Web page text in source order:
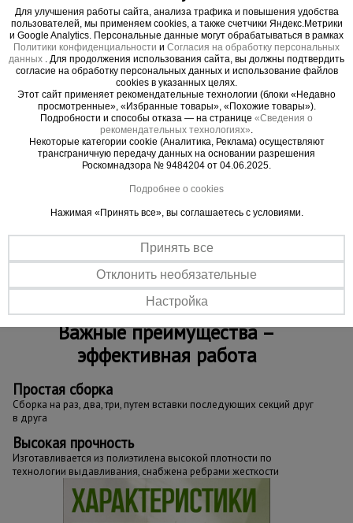
веревки, закрепленной в начале и на выходе.
Монтаж осуществлять при помощи
грузоподъемной техники.
Производить сборку по направлению сверху
вниз или заранее объединенными секциями.
Демонтаж происходит в обратной
последовательности.
Необходимо строго соблюдать соосность.
Крепить мусоросброс к зданию каждые 10 м
при помощи кронштейнов.
Устанавливать гаситель скорости не менее
Запрещен сброс отходов диаметром более
25 см, а также с острыми краями, способными
повредить секции мусоросброса.
Важные преимущества –
эффективная работа
Простая сборка
Сборка на раз, два, три, путем вставки последующих секций друг
в друга
Высокая прочность
Изготавливается из полиэтилена высокой плотности по
технологии выдавливания, снабжена ребрами жесткости
Для улучшения работы сайта, анализа трафика и повышения удобства
пользователей, мы применяем cookies, а также счетчики Яндекс.Метрики
и Google Analytics. Персональные данные могут обрабатываться в рамках
Политики конфиденциальности и Согласия на обработку персональных
данных . Для продолжения использования сайта, вы должны подтвердить
согласие на обработку персональных данных и использование файлов
cookies в указанных целях.
Этот сайт применяет рекомендательные технологии (блоки «Недавно
просмотренные», «Избранные товары», «Похожие товары»).
Подробности и способы отказа — на странице «Сведения о
рекомендательных технологиях».
Некоторые категории cookie (Аналитика, Реклама) осуществляют
трансграничную передачу данных на основании разрешения
Роскомнадзора № 9484204 от 04.06.2025.
Подробнее о cookies
Нажимая «Принять все», вы соглашаетесь с условиями.
Принять все
Отклонить необязательные
Настройка